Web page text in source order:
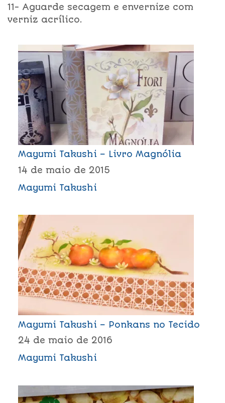
11- Aguarde secagem e envernize com
verniz acrílico.
Mayumi Takushi – Livro Magnólia
14 de maio de 2015
Mayumi Takushi
Mayumi Takushi – Ponkans no Tecido
24 de maio de 2016
Mayumi Takushi